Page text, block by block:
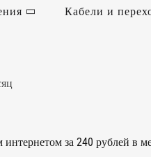
Кабели и
за 240 рублей в